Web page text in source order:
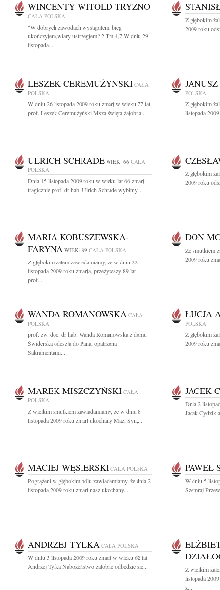
WINCENTY WITOLD TRYZNO
CAŁA POLSKA
"W dobrych zawodach wystąpiłem, bieg
ukończyłem,wiary ustrzegłem? 2 Tm 4,7 W dniu 29
listopada...
Z głębokim
2009 roku
LESZEK CEREMUŻYNSKI CAŁA
POLSKA
W dniu 26 listopada 2009 roku zmarł w wieku 77 lat
prof. Leszek Ceremużyński Msza święta żałobna...
POLSKA
Z głębokim
listopada
ULRICH SCHRADE WIEK: 66 CAŁA
POLSKA
Dnia 15 listopada 2009 roku w wieku lat 66 zmarł
tragicznie prof. dr hab. Ulrich Schrade wybitny...
Z głębokim
2009 roku
MARIA KOBUSZEWSKA-
FARYNA WIEK: 89 CAŁA POLSKA
Z głębokim żalem zawiadamiamy, że w dniu 22
listopada 2009 roku zmarła, przeżywszy 89 lat
prof....
DON
Ze smutkiem
2009 roku
WANDA ROMANOWSKA CAŁA
POLSKA
prof. zw. doc. dr hab. Wanda Romanowska z domu
Świderska odeszła do Pana, opatrzona
Sakramentami...
ŁUCJA
POLSKA
Z głębokim
2009 roku
MAREK MISZCZYŃSKI CAŁA
POLSKA
Z wielkim smutkiem zawiadamiamy, że w dniu 8
listopada 2009 roku zmarł ukochany Mąż, Syn,...
JACEK
Dnia 2
Jacek Cydzik
MACIEJ WĘSIERSKI CAŁA POLSKA
Pogrążeni w głębokim bólu zawiadamiamy, że dnia 2
listopada 2009 roku zmarł nasz ukochany...
PAWEŁ
W dniu 5
Szemraj
ANDRZEJ TYLKA CAŁA POLSKA
W dniu 5 listopada 2009 roku zmarł w wieku 62 lat
Andrzej Tylka Nabożeństwo żałobne odbędzie się...
Z wielkim
listopada
z...